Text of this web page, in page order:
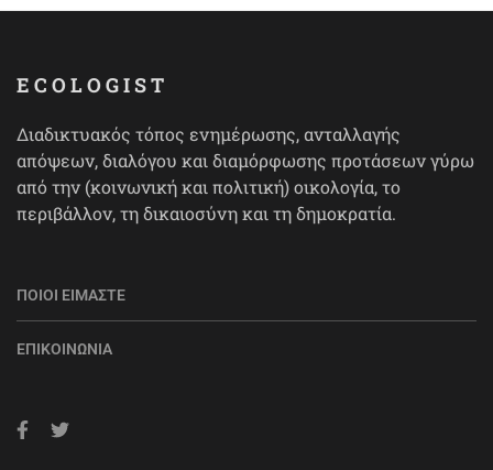
ECOLOGIST
Διαδικτυακός τόπος ενημέρωσης, ανταλλαγής
απόψεων, διαλόγου και διαμόρφωσης προτάσεων γύρω
από την (κοινωνική και πολιτική) οικολογία, το
περιβάλλον, τη δικαιοσύνη και τη δημοκρατία.
ΠΟΙΟΙ ΕΊΜΑΣΤΕ
ΕΠΙΚΟΙΝΩΝΊΑ